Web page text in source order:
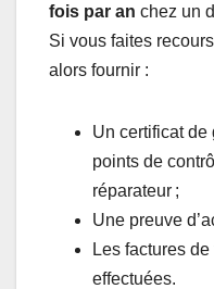
fois par an chez un
Si vous faites
alors fournir :
Un certificat de
points de
réparateur ;
Une preuve
Les factures
effectuées.